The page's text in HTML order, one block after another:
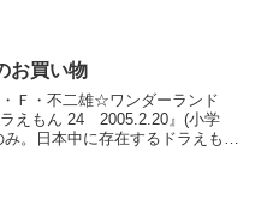
お買い物
・Ｆ・不二雄☆ワンダーランド
えもん 24 2005.2.20』(小学
。日本中に存在するドラえもん